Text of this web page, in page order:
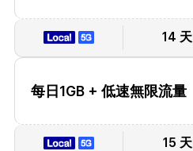
14 天
每日1GB + 低速無限流量
15 天